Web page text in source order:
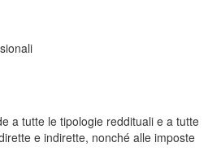
a tutte le tipologie reddituali e a tutte
e indirette, nonché alle imposte